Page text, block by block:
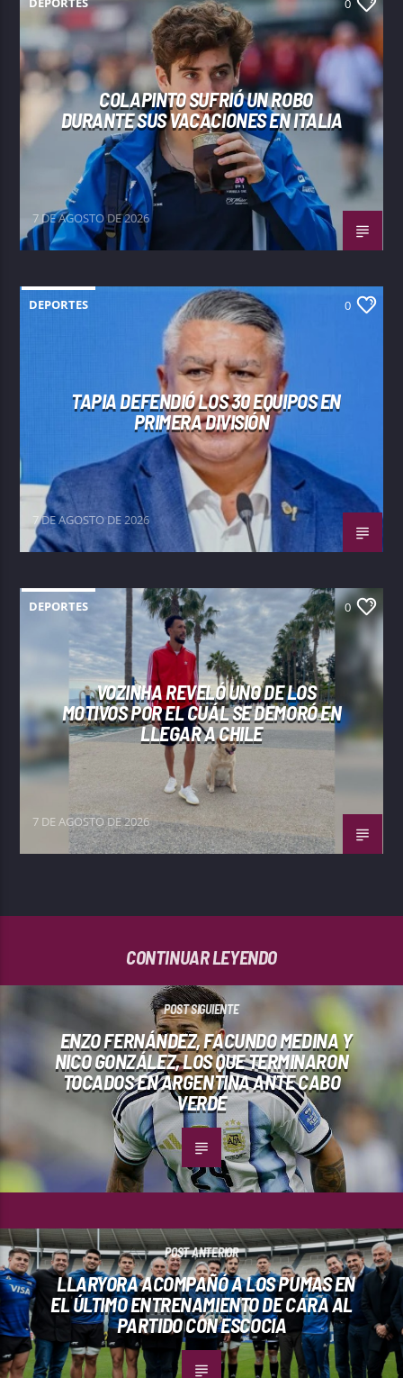
0
COLAPINTO SUFRIÓ UN ROBO
DURANTE SUS VACACIONES EN ITALIA
7 DE AGOSTO DE 2026
DEPORTES 0
TAPIA DEFENDIÓ LOS 30 EQUIPOS EN
PRIMERA DIVISIÓN
7 DE AGOSTO DE 2026
DEPORTES 0
VOZINHA REVELÓ UNO DE LOS
MOTIVOS POR EL CUÁL SE DEMORÓ EN
LLEGAR A CHILE
7 DE AGOSTO DE 2026
CONTINUAR LEYENDO
POST SIGUIENTE
ENZO FERNÁNDEZ, FACUNDO MEDINA Y
NICO GONZÁLEZ, LOS QUE TERMINARON
TOCADOS EN ARGENTINA ANTE CABO
VERDE
POST ANTERIOR
LLARYORA ACOMPAÑÓ A LOS PUMAS EN
EL ÚLTIMO ENTRENAMIENTO DE CARA AL
PARTIDO CON ESCOCIA